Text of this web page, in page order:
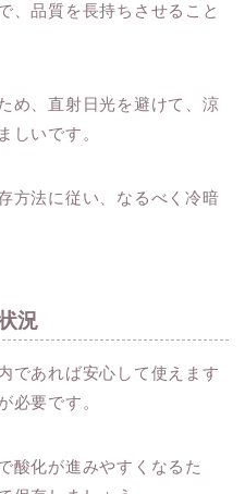
、品質を長持ちさせること
め、直射日光を避けて、涼
しいです。
方法に従い、なるべく冷暗
況
であれば安心して使えます
必要です。
酸化が進みやすくなるた